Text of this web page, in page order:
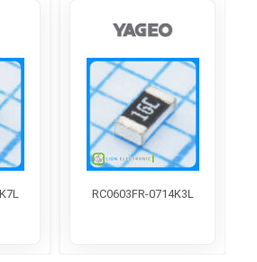
RC0603FR-0714K3L